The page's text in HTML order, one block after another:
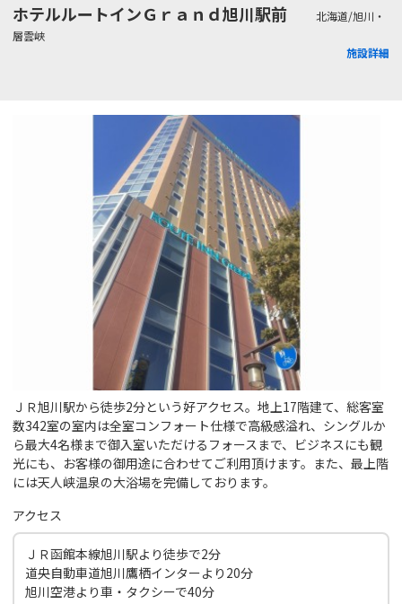
ホテルルートインＧｒａｎｄ旭川駅前
北海道/旭川・
層雲峡
施設詳細
ＪＲ旭川駅から徒歩2分という好アクセス。地上17階建て、総客室
数342室の室内は全室コンフォート仕様で高級感溢れ、シングルか
ら最大4名様まで御入室いただけるフォースまで、ビジネスにも観
光にも、お客様の御用途に合わせてご利用頂けます。また、最上階
には天人峡温泉の大浴場を完備しております。
アクセス
ＪＲ函館本線旭川駅より徒歩で2分
道央自動車道旭川鷹栖インターより20分
旭川空港より車・タクシーで40分